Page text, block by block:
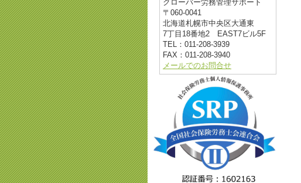
クローバー労務管理サポート
〒060-0041
北海道札幌市中央区大通東
7丁目18番地2
EAST7ビル5F
TEL： 011-208-3939
FAX： 011-208-3940
メールでのお問合せ